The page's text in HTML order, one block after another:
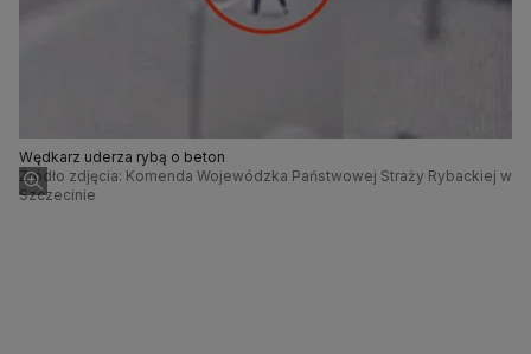
Wędkarz uderza rybą o beton
Źródło zdjęcia: Komenda Wojewódzka Państwowej Straży Rybackiej w
Szczecinie